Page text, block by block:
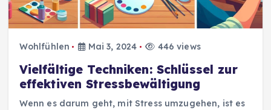
Wohlfühlen Mai 3, 2024 446 views
Vielfältige Techniken: Schlüssel zur
effektiven Stressbewältigung
Wenn es darum geht, mit Stress umzugehen, ist es